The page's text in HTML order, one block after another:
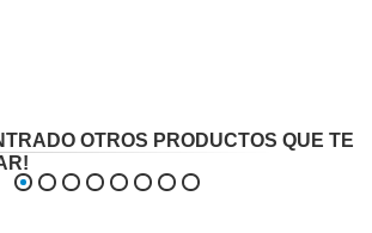
OTROS PRODUCTOS QUE TE